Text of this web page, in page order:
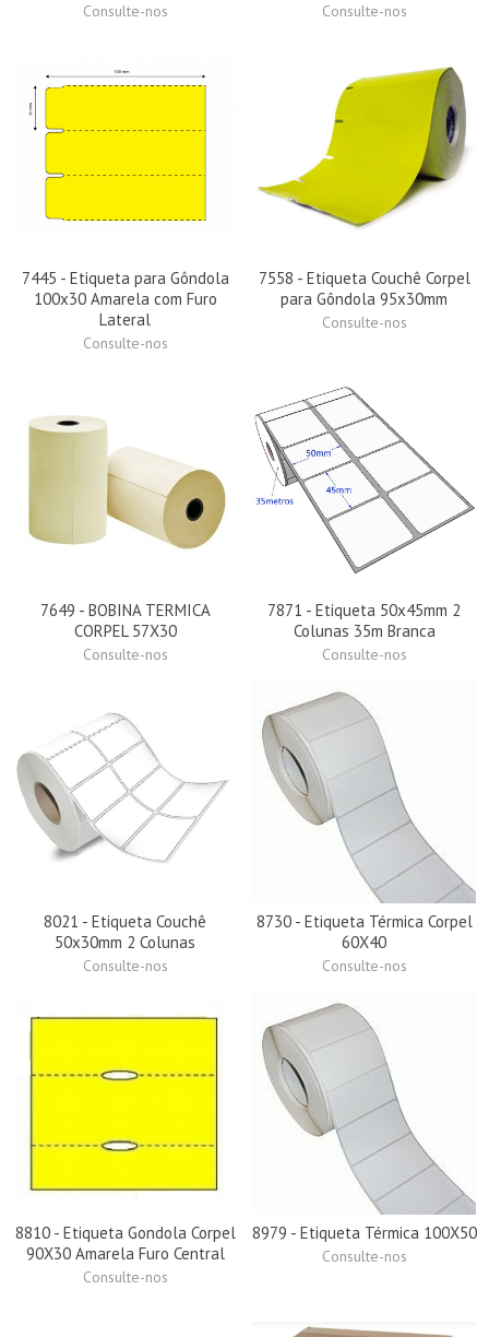
Consulte-nos Consulte-nos
7445 - Etiqueta para Gôndola
100x30 Amarela com Furo
Lateral
Consulte-nos
7558 - Etiqueta Couchê Corpel
para Gôndola 95x30mm
Consulte-nos
7649 - BOBINA TERMICA
CORPEL 57X30
Consulte-nos
7871 - Etiqueta 50x45mm 2
Colunas 35m Branca
Consulte-nos
8021 - Etiqueta Couchê
50x30mm 2 Colunas
Consulte-nos
8730 - Etiqueta Térmica Corpel
60X40
Consulte-nos
8810 - Etiqueta Gondola Corpel
90X30 Amarela Furo Central
Consulte-nos
8979 - Etiqueta Térmica 100X50
Consulte-nos